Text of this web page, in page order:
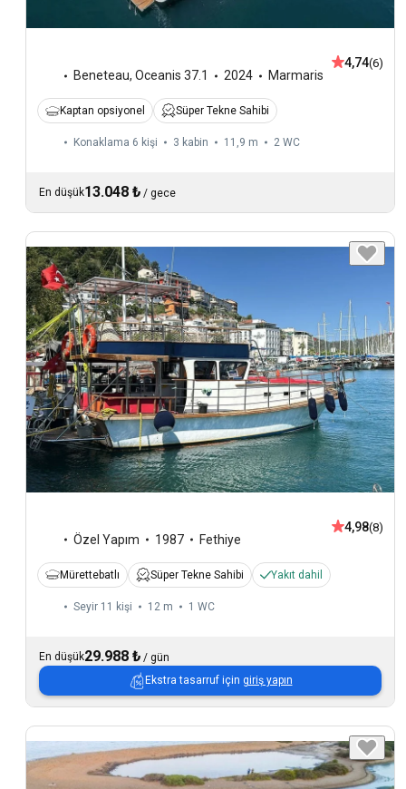
Beneteau, Oceanis 37.1 2024 Marmaris
4,74(6)
Kaptan opsiyonel Süper Tekne Sahibi
Konaklama 6 kişi 3 kabin 11,9 m 2 WC
En düşük13.048 ₺ / gece
Özel Yapım 1987 Fethiye
4,98(8)
Mürettebatlı Süper Tekne Sahibi Yakıt dahil
Seyir 11 kişi 12 m 1 WC
En düşük29.988 ₺ / gün
Ekstra tasarruf için giriş yapın